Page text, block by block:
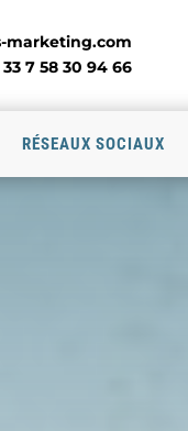
marketing.com
33 7 58 30 94 66
RÉSEAUX SOCIAUX